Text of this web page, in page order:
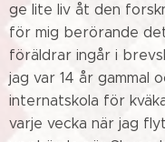
ge lite liv åt den
för mig berörande
föräldrar ingår i
jag var 14 år gammal
internatskola för
varje vecka när jag